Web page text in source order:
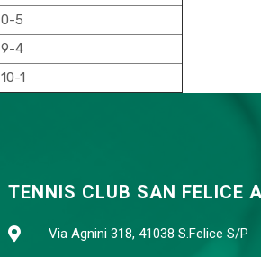
0-5
9-4
10-1
TENNIS CLUB SAN FELICE
Via Agnini 318, 41038 S.Felice S/P